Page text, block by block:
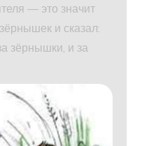
— это значит
и сказал:
зёрнышки, и за